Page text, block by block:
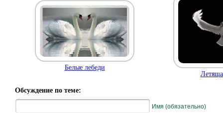
Белые лебеди
Обсуждение по теме:
Имя (обязательно)